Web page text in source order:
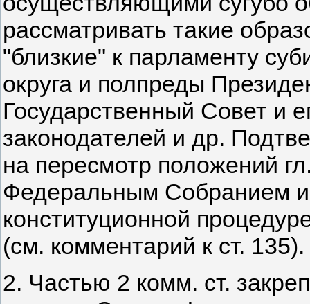
рассматривать такие
"близкие" к парламенту
округа и полпреды
Государственный Совет и
законодателей и др.
на пересмотр положений
Федеральным Собранием и
конституционной
(см. комментарий к ст. 135).
2. Частью 2 комм. ст.